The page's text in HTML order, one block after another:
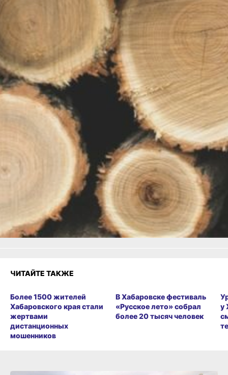
важных ресурсов в крупном
размере). Ему присудили
наказание в виде 4 лет
лишения свободы условно
с испытательным сроком 3
года и штрафом 500 тысяч
рублей.
В ТЕМУ:
В Хабаровске осуждён
руководитель компании
за дачу многомиллионной
Читайте нас в соцсетях:
Телеграм
или
Яндекс.Дзен
Как вам материал?
Супер
Грустно
1
Разочарование
ЧИТАЙТЕ ТАКЖЕ
Более 1500 жителей
Хабаровского края стали
жертвами
дистанционных
мошенников
В Хабаровске фестиваль
«Русское лето» собрал
более 20 тысяч человек
у